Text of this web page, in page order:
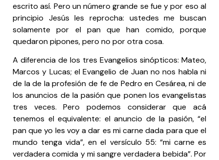
escrito así. Pero un número grande se fue y por eso al
principio Jesús les reprocha: ustedes me buscan
solamente por el pan que han comido, porque
quedaron pipones, pero no por otra cosa.
A diferencia de los tres Evangelios sinópticos: Mateo,
Marcos y Lucas; el Evangelio de Juan no nos habla ni
de la de la profesión de fe de Pedro en Cesárea, ni de
los anuncios de la pasión que ponen los evangelistas
tres veces. Pero podemos considerar que acá
tenemos el equivalente: el anuncio de la pasión, “el
pan que yo les voy a dar es mi carne dada para que el
mundo tenga vida”, en el versículo 55: “mi carne es
verdadera comida y mi sangre verdadera bebida”. Por